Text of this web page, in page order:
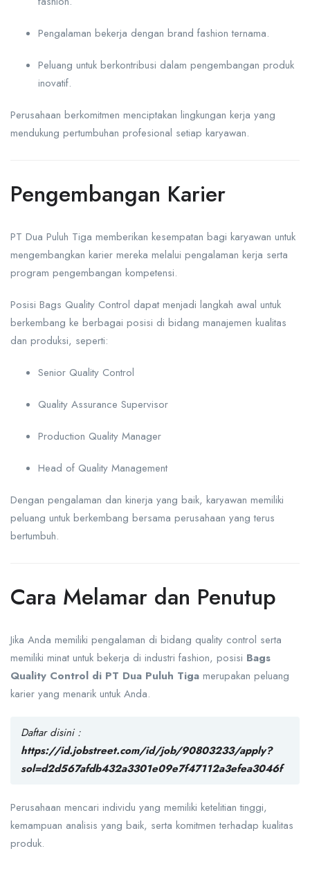
Pengalaman bekerja dengan brand fashion ternama.
Peluang untuk berkontribusi dalam pengembangan produk
inovatif.
Perusahaan berkomitmen menciptakan lingkungan kerja yang
mendukung pertumbuhan profesional setiap karyawan.
Pengembangan Karier
PT Dua Puluh Tiga memberikan kesempatan bagi karyawan untuk
mengembangkan karier mereka melalui pengalaman kerja serta
program pengembangan kompetensi.
Posisi Bags Quality Control dapat menjadi langkah awal untuk
berkembang ke berbagai posisi di bidang manajemen kualitas
dan produksi, seperti:
Senior Quality Control
Quality Assurance Supervisor
Production Quality Manager
Head of Quality Management
Dengan pengalaman dan kinerja yang baik, karyawan memiliki
peluang untuk berkembang bersama perusahaan yang terus
bertumbuh.
Cara Melamar dan Penutup
Jika Anda memiliki pengalaman di bidang quality control serta
memiliki minat untuk bekerja di industri fashion, posisi Bags
Quality Control di PT Dua Puluh Tiga merupakan peluang
karier yang menarik untuk Anda.
Daftar disini :
https://id.jobstreet.com/id/job/90803233/apply?
sol=d2d567afdb432a3301e09e7f47112a3efea3046f
Perusahaan mencari individu yang memiliki ketelitian tinggi,
kemampuan analisis yang baik, serta komitmen terhadap kualitas
produk.